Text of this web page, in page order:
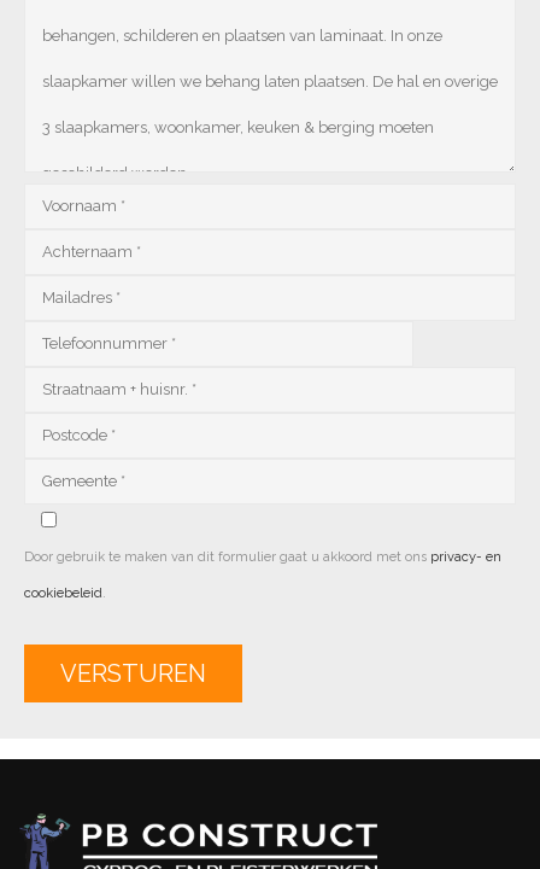
Door gebruik te maken van dit formulier gaat u akkoord met ons privacy- en
cookiebeleid.